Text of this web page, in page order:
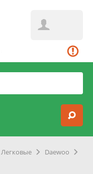
Легковые
Daewoo